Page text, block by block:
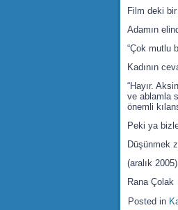
Film deki
Adamın
“Çok mutlu
Kadının
“Hayır.
ve ablamla
önemli
Peki ya
Düşünmek
(aralık 2005)
Rana Çolak
Posted in